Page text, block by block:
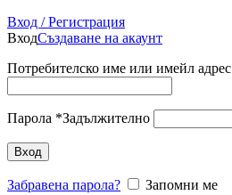
Вход / Регистрация
ВходСъздаване на акаунт
Потребителско име или имейл адрес
Парола *Задължително
Вход
Забравена парола?
Запомни ме